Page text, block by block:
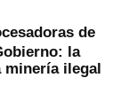
de
la
minería ilegal